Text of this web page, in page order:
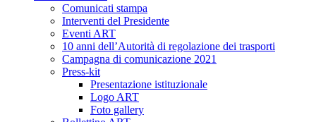
Comunicati stampa
Interventi del Presidente
Eventi ART
10 anni dell’Autorità di regolazione dei trasporti
Campagna di comunicazione 2021
Press-kit
Presentazione istituzionale
Logo ART
Foto gallery